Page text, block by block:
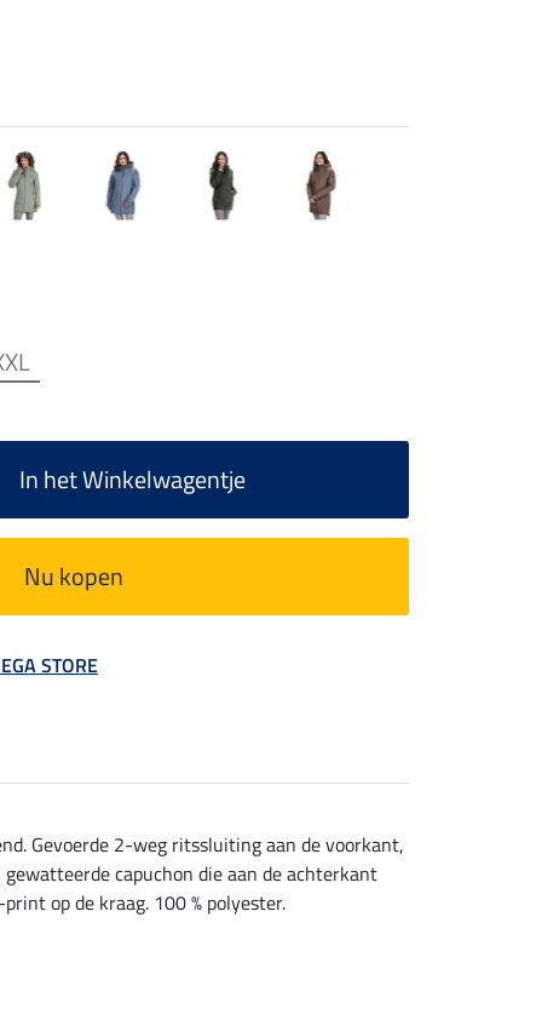
In het Winkelwagentje
Nu kopen
STORE
Gevoerde 2-weg ritssluiting aan de voorkant,
capuchon die aan de achterkant
op de kraag. 100 % polyester.